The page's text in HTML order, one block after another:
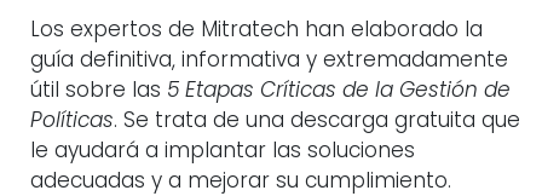
Los expertos de Mitratech han elaborado la
guía definitiva, informativa y extremadamente
útil sobre las 5 Etapas Críticas de la Gestión de
Políticas. Se trata de una descarga gratuita que
le ayudará a implantar las soluciones
adecuadas y a mejorar su cumplimiento.